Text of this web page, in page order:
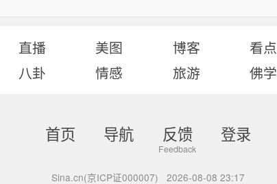
直播 美图 博客 看点
八卦 情感 旅游 佛学
首页 导航 反馈 登录
Sina.cn(京ICP证000007) 2026-08-08 23:17